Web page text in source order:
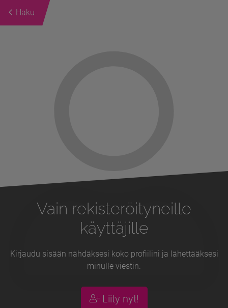
Haku
Vain rekisteröityneille
käyttäjille
Kirjaudu sisään nähdäksesi koko profiilini ja lähettääksesi
minulle viestin.
Liity nyt!